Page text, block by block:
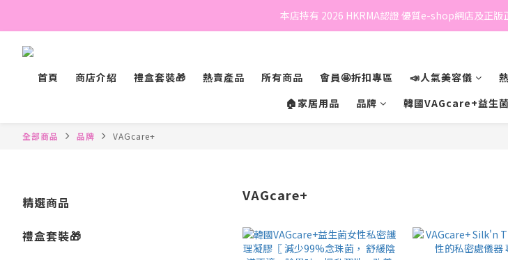
本店持有 2026 HKRMA認證 優質e-shop網店及正
首頁
商店介紹 禮盒套裝🎁 熱賣產品 所有商品 會員🤩折扣專區 📣人氣美容儀
🏠家居用品
品牌 韓國VAGcare+益生
全部商品 品牌 VAGcare+
精選商品
禮盒套裝🎁
VAGcare+